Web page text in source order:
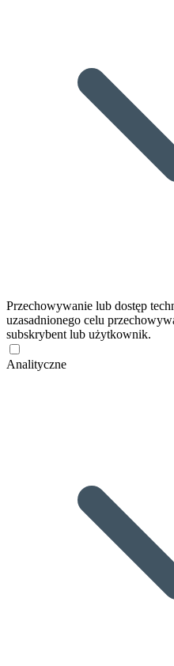
Przechowywanie lub dostęp
uzasadnionego celu
subskrybent lub użytkownik.
Analityczne